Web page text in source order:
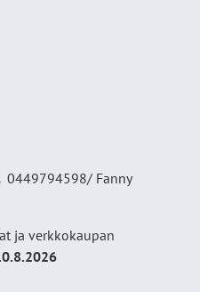
0449794598/ Fanny
ja verkkokaupan